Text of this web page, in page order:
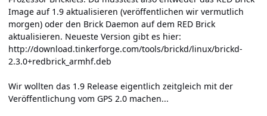
Image auf 1.9 aktualisieren (veröffentlichen wir vermutlich
morgen) oder den Brick Daemon auf dem RED Brick
aktualisieren. Neueste Version gibt es hier:
http://download.tinkerforge.com/tools/brickd/linux/brickd-
2.3.0+redbrick_armhf.deb
Wir wollten das 1.9 Release eigentlich zeitgleich mit der
Veröffentlichung vom GPS 2.0 machen...